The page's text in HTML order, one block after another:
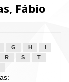
Fábio
G H
R S
T